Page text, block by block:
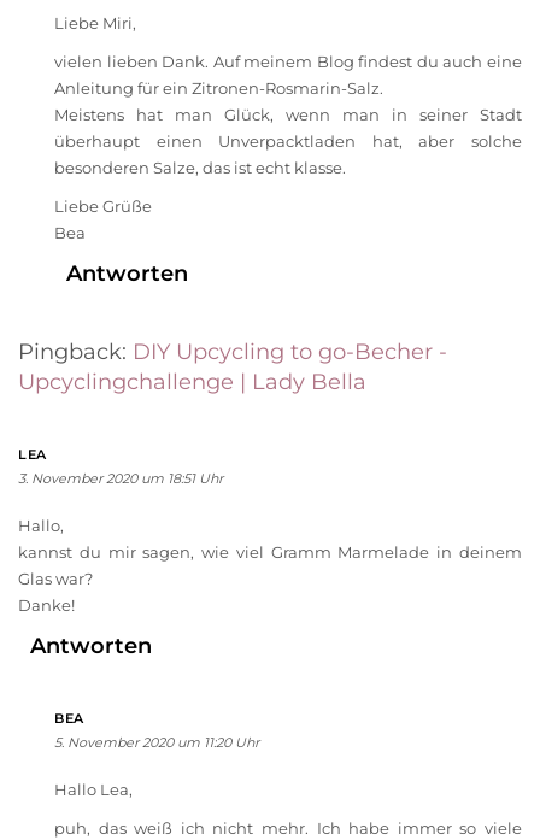
Liebe Miri,
vielen lieben Dank. Auf meinem Blog findest du auch eine
Anleitung für ein Zitronen-Rosmarin-Salz.
Meistens hat man Glück, wenn man in seiner Stadt
überhaupt einen Unverpacktladen hat, aber solche
besonderen Salze, das ist echt klasse.
Liebe Grüße
Bea
Antworten
Pingback: DIY Upcycling to go-Becher -
Upcyclingchallenge | Lady Bella
LEA
3. November 2020 um 18:51 Uhr
Hallo,
kannst du mir sagen, wie viel Gramm Marmelade in deinem
Glas war?
Danke!
Antworten
BEA
5. November 2020 um 11:20 Uhr
Hallo Lea,
puh, das weiß ich nicht mehr. Ich habe immer so viele